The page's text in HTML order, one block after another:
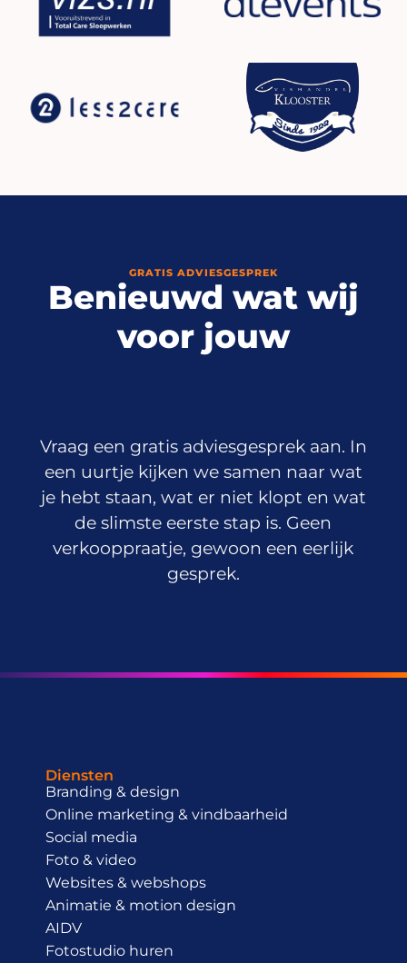
GRATIS ADVIESGESPREK
Benieuwd wat wij
voor jouw
Vraag een gratis adviesgesprek aan. In
een uurtje kijken we samen naar wat
je hebt staan, wat er niet klopt en wat
de slimste eerste stap is. Geen
verkooppraatje, gewoon een eerlijk
gesprek.
Diensten
Branding & design
Online marketing & vindbaarheid
Social media
Foto & video
Websites & webshops
Animatie & motion design
AIDV
Fotostudio huren